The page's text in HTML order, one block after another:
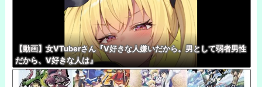
【動画】女VTuberさん『V好きな人嫌いだから。男として弱者男性
だから、V好きな人は』